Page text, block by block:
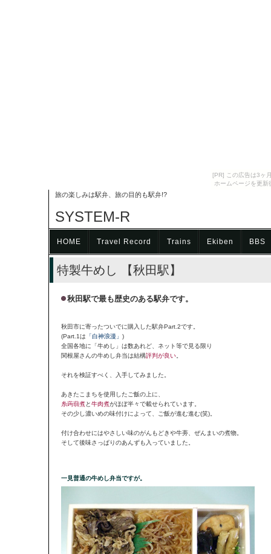
[PR] この広告は3ヶ
ホームページを更
旅の楽しみは駅弁、旅の目的も駅弁!?
SYSTEM-R
HOME Travel Record Trains Ekiben BBS
特製牛めし 【秋田駅】
秋田駅で最も歴史のある駅弁です。
秋田市に寄ったついでに購入した駅弁Part.2です。
(Part.1は 「白神浪漫」 )
全国各地に「牛めし」は数あれど、ネット等で見る限り
関根屋さんの牛めし弁当は結構評判が良い
それを検証すべく、入手してみました。
あきたこまちを使用したご飯の上に、
糸蒟蒻煮と牛肉煮がほぼ半々で載せられています。
その少し濃いめの味付けによって、ご飯が進む進む(笑)。
付け合わせにはやさしい味のがんもどきや牛蒡、ぜんまいの煮物。
そして後味さっぱりのあんずも入っていました。
一見普通の牛めし弁当ですが。